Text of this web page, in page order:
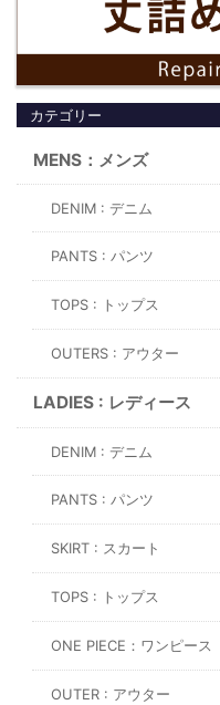
カテゴリー
MENS：メンズ
DENIM : デニム
PANTS : パンツ
TOPS : トップス
OUTERS : アウター
LADIES : レディース
DENIM : デニム
PANTS : パンツ
SKIRT : スカート
TOPS : トップス
ONE PIECE：ワンピース
OUTER : アウター